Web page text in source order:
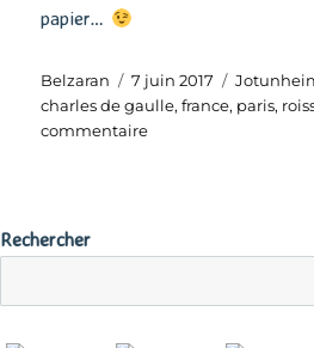
papier…
Auteur
Belzaran
Publié
le
7 juin 2017
charles de gaulle,france, paris,
commentairesur
Rechercher